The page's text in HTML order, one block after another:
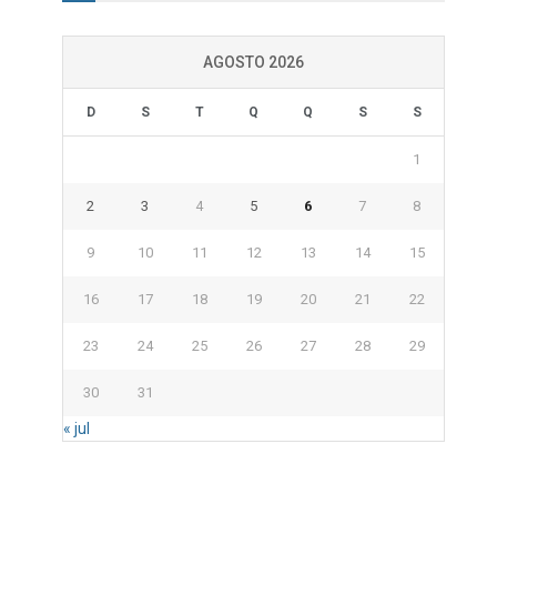
AGOSTO 2026
D S T Q Q S S
1
2 3 4 5 6 7 8
9 10 11 12 13 14 15
16 17 18 19 20 21 22
23 24 25 26 27 28 29
30 31
« jul